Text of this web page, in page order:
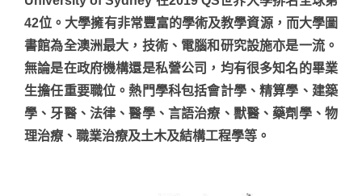
42位。大學擁有非常豐富的學術及教學資源，而大學圖
書館為全澳洲最大，技術、電腦和研究設施亦是一流。
無論是在政府機構還是私營公司，均有很多知名的畢業
生擔任重要職位。熱門學科包括會計學、精算學、建築
學、牙醫、法律、醫學、言語治療、獸醫、藥劑學、物
理治療、職業治療及土木及結構工程學等。